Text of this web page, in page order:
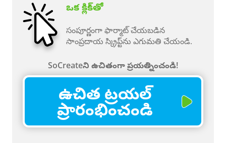
ఒక క్లిక్‌తో
సంపూర్ణంగా ఫార్మాట్ చేయబడిన
సాంప్రదాయ స్క్రిప్ట్‌ను ఎగుమతి చేయండి.
SoCreateని ఉచితంగా ప్రయత్నించండి!
ఉచిత ట్రయల్
ప్రారంభించండి